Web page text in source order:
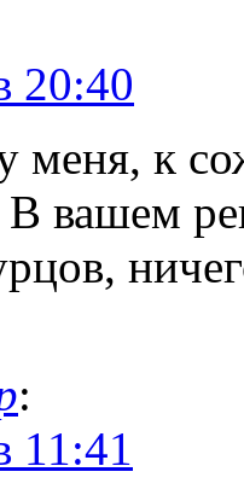
20:40
меня, к
вашем
:
11:41